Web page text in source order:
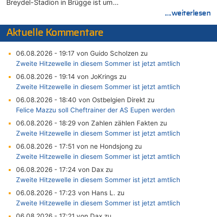
Breydel-Stadion in Brügge ist um…
....weiterlesen
Aktuelle Kommentare
06.08.2026 - 19:17 von Guido Scholzen zu
Zweite Hitzewelle in diesem Sommer ist jetzt amtlich
06.08.2026 - 19:14 von JoKrings zu
Zweite Hitzewelle in diesem Sommer ist jetzt amtlich
06.08.2026 - 18:40 von Ostbelgien Direkt zu
Felice Mazzu soll Cheftrainer der AS Eupen werden
06.08.2026 - 18:29 von Zahlen zählen Fakten zu
Zweite Hitzewelle in diesem Sommer ist jetzt amtlich
06.08.2026 - 17:51 von ne Hondsjong zu
Zweite Hitzewelle in diesem Sommer ist jetzt amtlich
06.08.2026 - 17:24 von Dax zu
Zweite Hitzewelle in diesem Sommer ist jetzt amtlich
06.08.2026 - 17:23 von Hans L. zu
Zweite Hitzewelle in diesem Sommer ist jetzt amtlich